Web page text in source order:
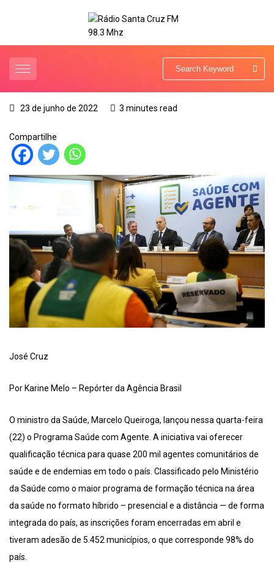
23 de junho de 2022 3 minutes read
Compartilhe
José Cruz
Por Karine Melo – Repórter da Agência Brasil
O ministro da Saúde, Marcelo Queiroga, lançou nessa quarta-feira
(22) o Programa Saúde com Agente. A iniciativa vai oferecer
qualificação técnica para quase 200 mil agentes comunitários de
saúde e de endemias em todo o país. Classificado pelo Ministério
da Saúde como o maior programa de formação técnica na área
da saúde no formato híbrido – presencial e a distância — de forma
integrada do país, as inscrições foram encerradas em abril e
tiveram adesão de 5.452 municípios, o que corresponde 98% do
país.